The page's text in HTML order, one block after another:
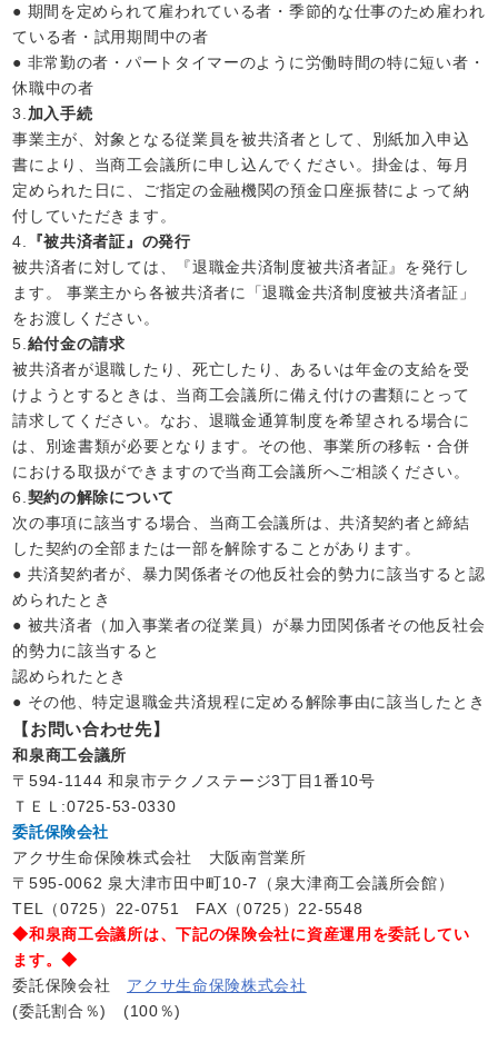
● 期間を定められて雇われている者・季節的な仕事のため雇われ
ている者・試用期間中の者
● 非常勤の者・パートタイマーのように労働時間の特に短い者・
休職中の者
3. 加入手続
事業主が、対象となる従業員を被共済者として、別紙加入申込
書により、当商工会議所に申し込んでください。掛金は、毎月
定められた日に、ご指定の金融機関の預金口座振替によって納
付していただきます。
4.
『被共済者証』の発行
被共済者に対しては、『退職金共済制度被共済者証』を発行し
ます。 事業主から各被共済者に「退職金共済制度被共済者証」
をお渡しください。
5. 給付金の請求
被共済者が退職したり、死亡したり、あるいは年金の支給を受
けようとするときは、当商工会議所に備え付けの書類にとって
請求してください。なお、退職金通算制度を希望される場合に
は、別途書類が必要となります。その他、事業所の移転・合併
における取扱ができますので当商工会議所へご相談ください。
6. 契約の解除について
次の事項に該当する場合、当商工会議所は、共済契約者と締結
した契約の全部または一部を解除することがあります。
● 共済契約者が、暴力関係者その他反社会的勢力に該当すると認
められたとき
● 被共済者（加入事業者の従業員）が暴力団関係者その他反社会
的勢力に該当すると
認められたとき
● その他、特定退職金共済規程に定める解除事由に該当したとき
【お問い合わせ先】
和泉商工会議所
〒594-1144 和泉市テクノステージ3丁目1番10号
ＴＥＬ:0725-53-0330
委託保険会社
アクサ生命保険株式会社 大阪南営業所
〒595-0062 泉大津市田中町10-7（泉大津商工会議所会館）
TEL（0725）22-0751 FAX（0725）22-5548
◆和泉商工会議所は、下記の保険会社に資産運用を委託してい
ます。◆
委託保険会社 アクサ生命保険株式会社
(委託割合％) (100％)